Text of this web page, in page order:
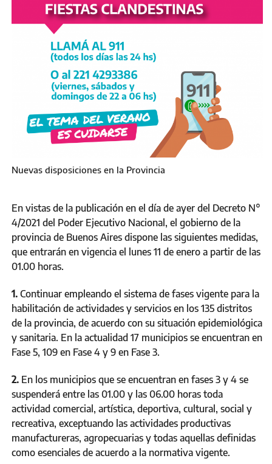
Nuevas disposiciones en la Provincia
En vistas de la publicación en el día de ayer del Decreto N°
4/2021 del Poder Ejecutivo Nacional, el gobierno de la
provincia de Buenos Aires dispone las siguientes medidas,
que entrarán en vigencia el lunes 11 de enero a partir de las
01.00 horas.
1. Continuar empleando el sistema de fases vigente para la
habilitación de actividades y servicios en los 135 distritos
de la provincia, de acuerdo con su situación epidemiológica
y sanitaria. En la actualidad 17 municipios se encuentran en
Fase 5, 109 en Fase 4 y 9 en Fase 3.
2. En los municipios que se encuentran en fases 3 y 4 se
suspenderá entre las 01.00 y las 06.00 horas toda
actividad comercial, artística, deportiva, cultural, social y
recreativa, exceptuando las actividades productivas
manufactureras, agropecuarias y todas aquellas definidas
como esenciales de acuerdo a la normativa vigente.